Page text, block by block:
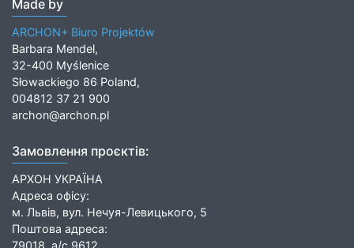
Made by
ARCHON+ Biuro Projektów
Barbara Mendel,
32-400 Myślenice
Słowackiego 86 Poland,
004812 37 21 900
archon@archon.pl
Замовлення проєктів:
АРХОН УКРАЇНА
Адреса офісу:
м. Львів, вул. Нечуя-Левицького, 5
Поштова адреса:
79018, а/с 9612